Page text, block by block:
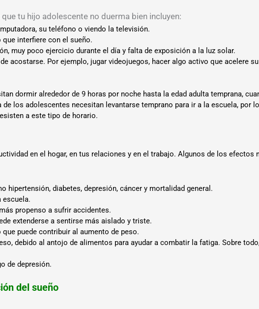
tu hijo adolescente no duerma bien incluyen:
su teléfono o viendo la televisión.
interfiere con el sueño.
muy poco ejercicio durante el día y falta de exposición a la luz solar.
acostarse. Por ejemplo, jugar videojuegos, hacer algo activo que acelere
dormir alrededor de 9 horas por noche hasta la edad adulta temprana,
los adolescentes necesitan levantarse temprano para ir a la escuela, por
a este tipo de horario.
en el hogar, en tus relaciones y en el trabajo. Algunos de los efectos
hipertensión, diabetes, depresión, cáncer y mortalidad general.
escuela.
propenso a sufrir accidentes.
extenderse a sentirse más aislado y triste.
puede contribuir al aumento de peso.
debido al antojo de alimentos para ayudar a combatir la fatiga. Sobre
de depresión.
del sueño